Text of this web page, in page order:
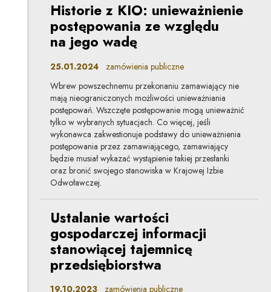
Historie z KIO: unieważnienie
postępowania ze względu
na jego wadę
25.01.2024 zamówienia publiczne
Wbrew powszechnemu przekonaniu zamawiający nie
mają nieograniczonych możliwości unieważniania
postępowań. Wszczęte postępowanie mogą unieważnić
tylko w wybranych sytuacjach. Co więcej, jeśli
wykonawca zakwestionuje podstawy do unieważnienia
postępowania przez zamawiającego, zamawiający
będzie musiał wykazać wystąpienie takiej przesłanki
oraz bronić swojego stanowiska w Krajowej Izbie
Odwoławczej.
Ustalanie wartości
gospodarczej informacji
stanowiącej tajemnicę
przedsiębiorstwa
19.10.2023 zamówienia publiczne